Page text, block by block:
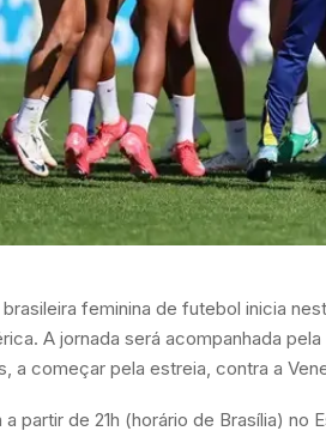
feminina de futebol inicia
A jornada será acompanhada pela
a começar pela estreia, contra a
a partir de 21h (horário de Brasília) no